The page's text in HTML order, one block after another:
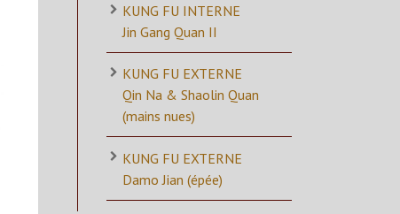
KUNG FU INTERNE
Jin Gang Quan II
KUNG FU EXTERNE
Qin Na & Shaolin Quan
(mains nues)
KUNG FU EXTERNE
Damo Jian (épée)